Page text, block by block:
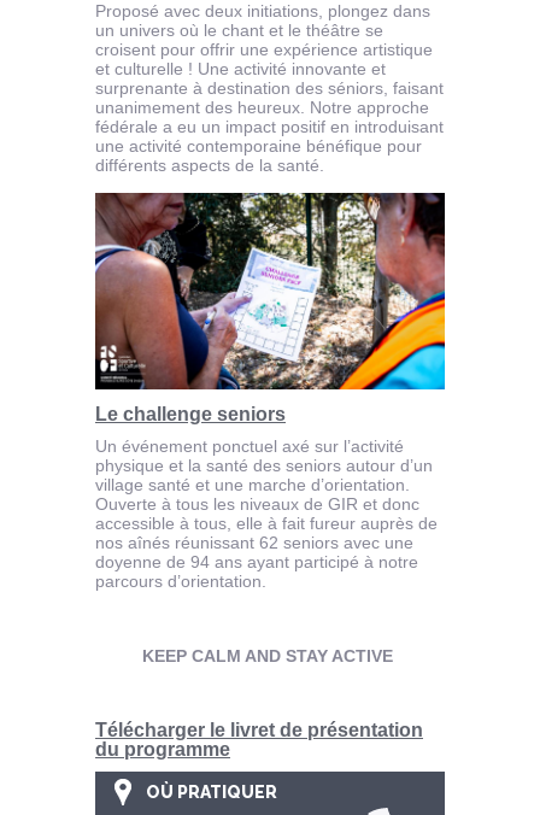
Proposé avec deux initiations, plongez dans
un univers où le chant et le théâtre se
croisent pour offrir une expérience artistique
et culturelle ! Une activité innovante et
surprenante à destination des séniors, faisant
unanimement des heureux. Notre approche
fédérale a eu un impact positif en introduisant
une activité contemporaine bénéfique pour
différents aspects de la santé.
Le challenge seniors
Un événement ponctuel axé sur l’activité
physique et la santé des seniors autour d’un
village santé et une marche d’orientation.
Ouverte à tous les niveaux de GIR et donc
accessible à tous, elle à fait fureur auprès de
nos aînés réunissant 62 seniors avec une
doyenne de 94 ans ayant participé à notre
parcours d’orientation.
KEEP CALM AND STAY ACTIVE
Télécharger le livret de présentation
du programme
OÙ PRATIQUER